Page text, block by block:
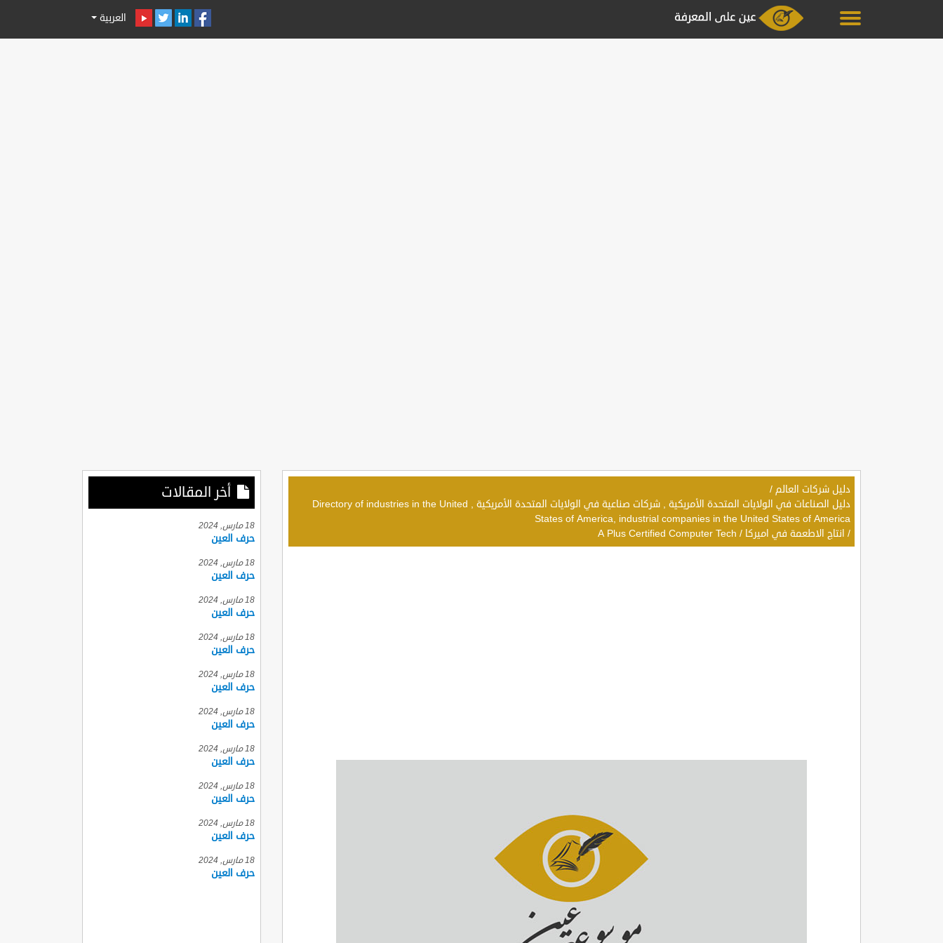
العربية
دليل شركات العالم /
دليل الصناعات في الولايات المتحدة الأمريكية , شركات صناعية في الولايات المتحدة الأمريكية , Directory of industries in the United
States of America, industrial companies in the United States of America
/ انتاج الاطعمة في اميركا /
A Plus Certified Computer Tech
أخر المقالات
18 مارس, 2024
حرف العين
18 مارس, 2024
حرف العين
18 مارس, 2024
حرف العين
18 مارس, 2024
حرف العين
18 مارس, 2024
حرف العين
18 مارس, 2024
حرف العين
18 مارس, 2024
حرف العين
18 مارس, 2024
حرف العين
18 مارس, 2024
حرف العين
18 مارس, 2024
حرف العين